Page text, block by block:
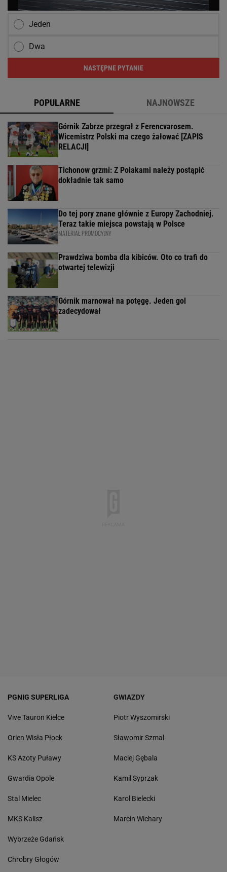
Jeden
Dwa
NASTĘPNE PYTANIE
POPULARNE NAJNOWSZE
Górnik Zabrze przegrał z Ferencvarosem.
Wicemistrz Polski ma czego żałować [ZAPIS
RELACJI]
Tichonow grzmi: Z Polakami należy postąpić
dokładnie tak samo
Do tej pory znane głównie z Europy Zachodniej.
Teraz takie miejsca powstają w Polsce
MATERIAŁ PROMOCYJNY
Prawdziwa bomba dla kibiców. Oto co trafi do
otwartej telewizji
Górnik marnował na potęgę. Jeden gol
zadecydował
PGNIG SUPERLIGA
Vive Tauron Kielce
Orlen Wisła Płock
KS Azoty Puławy
Gwardia Opole
Stal Mielec
MKS Kalisz
Wybrzeże Gdańsk
Chrobry Głogów
GWIAZDY
Piotr Wyszomirski
Sławomir Szmal
Maciej Gębala
Kamil Syprzak
Karol Bielecki
Marcin Wichary